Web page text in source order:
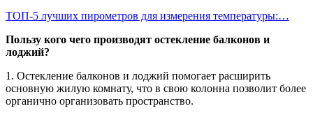
ТОП-5 лучших пирометров для измерения температуры:…
Пользу кого чего производят остекление балконов и
лоджий?
1. Остекление балконов и лоджий помогает расширить
основную жилую комнату, что в свою колонна позволит более
органично организовать пространство.